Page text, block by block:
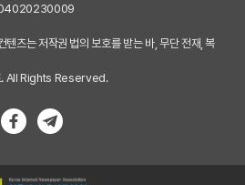
츠는 저작권 법의 보호를 받는 바, 무단 전재, 복
All Rights Reserved.